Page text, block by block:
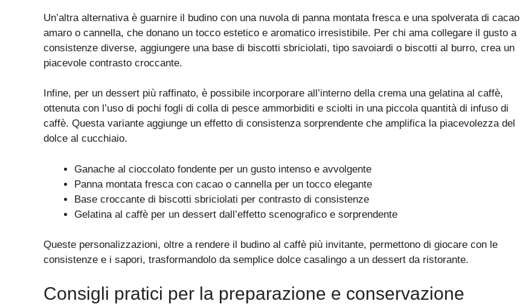
Un’altra alternativa è guarnire il budino con una nuvola di panna montata fresca e una spolverata di cacao
amaro o cannella, che donano un tocco estetico e aromatico irresistibile. Per chi ama collegare il gusto a
consistenze diverse, aggiungere una base di biscotti sbriciolati, tipo savoiardi o biscotti al burro, crea un
piacevole contrasto croccante.
Infine, per un dessert più raffinato, è possibile incorporare all’interno della crema una gelatina al caffè,
ottenuta con l’uso di pochi fogli di colla di pesce ammorbiditi e sciolti in una piccola quantità di infuso di
caffè. Questa variante aggiunge un effetto di consistenza sorprendente che amplifica la piacevolezza del
dolce al cucchiaio.
Ganache al cioccolato fondente per un gusto intenso e avvolgente
Panna montata fresca con cacao o cannella per un tocco elegante
Base croccante di biscotti sbriciolati per contrasto di consistenze
Gelatina al caffè per un dessert dall’effetto scenografico e sorprendente
Queste personalizzazioni, oltre a rendere il budino al caffè più invitante, permettono di giocare con le
consistenze e i sapori, trasformandolo da semplice dolce casalingo a un dessert da ristorante.
Consigli pratici per la preparazione e conservazione